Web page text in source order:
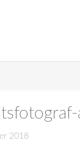
2018